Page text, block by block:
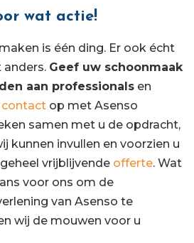
wat actie!
is één ding. Er ook écht
anders. Geef uw schoonmaak
aan professionals en
contact op met Asenso
samen met u de opdracht,
kunnen invullen en voorzien u
vrijblijvende offerte. Wat
voor ons om de
van Asenso te
wij de mouwen voor u